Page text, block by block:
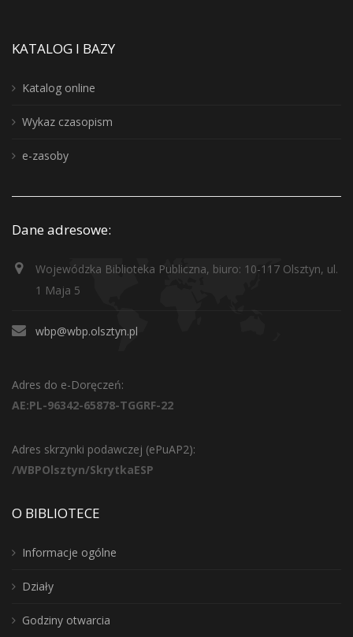
KATALOG I BAZY
Katalog online
Wykaz czasopism
e-zasoby
Dane adresowe:
Wojewódzka Biblioteka Publiczna, biuro: 10-117 Olsztyn, ul.
1 Maja 5
wbp@wbp.olsztyn.pl
Adres do e-Doręczeń:
AE:PL-96342-65878-TGGRF-22
Adres skrzynki podawczej (ePuAP2):
/WBPOlsztyn/SkrytkaESP
O BIBLIOTECE
Informacje ogólne
Działy
Godziny otwarcia